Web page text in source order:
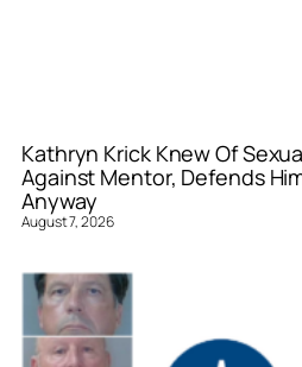
Kathryn Krick Knew Of
Against Mentor, Defends
Anyway
August 7, 2026